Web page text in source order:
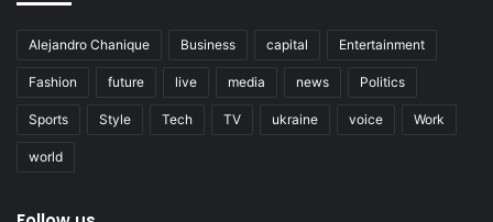
Alejandro Chanique Business capital Entertainment
Fashion future live media news Politics
Sports Style Tech TV ukraine voice Work
world